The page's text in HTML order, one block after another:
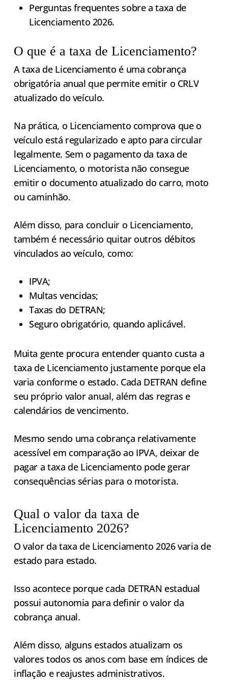
Perguntas frequentes sobre a taxa de
Licenciamento 2026.
O que é a taxa de Licenciamento?
A taxa de Licenciamento é uma cobrança
obrigatória anual que permite emitir o CRLV
atualizado do veículo.
Na prática, o Licenciamento comprova que o
veículo está regularizado e apto para circular
legalmente. Sem o pagamento da taxa de
Licenciamento, o motorista não consegue
emitir o documento atualizado do carro, moto
ou caminhão.
Além disso, para concluir o Licenciamento,
também é necessário quitar outros débitos
vinculados ao veículo, como:
IPVA;
Multas vencidas;
Taxas do DETRAN;
Seguro obrigatório, quando aplicável.
Muita gente procura entender quanto custa a
taxa de Licenciamento justamente porque ela
varia conforme o estado. Cada DETRAN define
seu próprio valor anual, além das regras e
calendários de vencimento.
Mesmo sendo uma cobrança relativamente
acessível em comparação ao IPVA, deixar de
pagar a taxa de Licenciamento pode gerar
consequências sérias para o motorista.
Qual o valor da taxa de
Licenciamento 2026?
O valor da taxa de Licenciamento 2026 varia de
estado para estado.
Isso acontece porque cada DETRAN estadual
possui autonomia para definir o valor da
cobrança anual.
Além disso, alguns estados atualizam os
valores todos os anos com base em índices de
inflação e reajustes administrativos.